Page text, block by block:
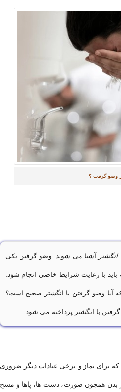
وضو گرفت ؟
آشنا می شوید. وضو گرفتن یکی
با رعایت شرایط خاصی انجام شود.
آیا وضو گرفتن با انگشتر صحیح است؟
با انگشتر پرداخته می شود.
برای نماز و برخی عبادات دیگر ضروری
همچون صورت، دست ها، پاها و مسح